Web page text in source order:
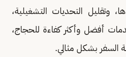
وتقليل التحديات التشغيلية،
أفضل وأكثر كفاءة للحجاج،
السفر بشكل مثالي.